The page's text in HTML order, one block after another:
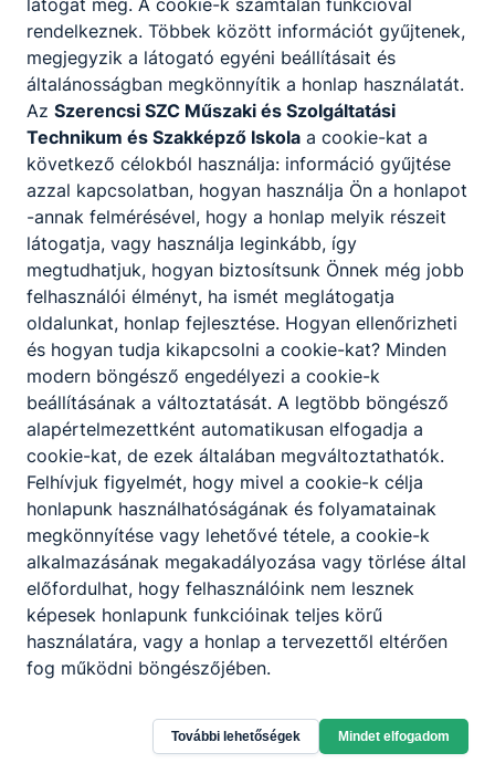
Tovább
Divatszabó
Kreatív
Tovább
Hegesztő
Gépészet
Tovább
rendelkeznek. Többek között információt gyűjtenek,
megjegyzik a látogató egyéni beállításait és
általánosságban megkönnyítik a honlap használatát.
Az Szerencsi SZC Műszaki és Szolgáltatási
Technikum és Szakképző Iskola a cookie-kat a
következő célokból használja: információ gyűjtése
azzal kapcsolatban, hogyan használja Ön a honlapot
-annak felmérésével, hogy a honlap melyik részeit
látogatja, vagy használja leginkább, így
megtudhatjuk, hogyan biztosítsunk Önnek még jobb
felhasználói élményt, ha ismét meglátogatja
oldalunkat, honlap fejlesztése. Hogyan ellenőrizheti
és hogyan tudja kikapcsolni a cookie-kat? Minden
modern böngésző engedélyezi a cookie-k
beállításának a változtatását. A legtöbb böngésző
alapértelmezettként automatikusan elfogadja a
cookie-kat, de ezek általában megváltoztathatók.
Felhívjuk figyelmét, hogy mivel a cookie-k célja
honlapunk használhatóságának és folyamatainak
megkönnyítése vagy lehetővé tétele, a cookie-k
alkalmazásának megakadályozása vagy törlése által
előfordulhat, hogy felhasználóink nem lesznek
képesek honlapunk funkcióinak teljes körű
használatára, vagy a honlap a tervezettől eltérően
fog működni böngészőjében.
További lehetőségek Mindet elfogadom